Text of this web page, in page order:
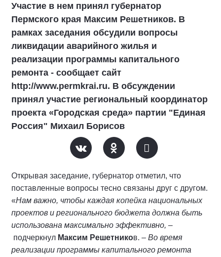
Участие в нем принял губернатор
Пермского края Максим Решетников. В
рамках заседания обсудили вопросы
ликвидации аварийного жилья и
реализации программы капитального
ремонта - сообщает сайт
http://www.permkrai.ru. В обсуждении
принял участие региональный координатор
проекта «Городская среда» партии "Единая
Россия" Михаил Борисов
Открывая заседание, губернатор отметил, что
поставленные вопросы тесно связаны друг с другом.
«Нам важно, чтобы каждая копейка национальных
проектов и регионального бюджета должна быть
использована максимально эффективно, –
подчеркнул Максим Решетников. – Во время
реализации программы капитального ремонта